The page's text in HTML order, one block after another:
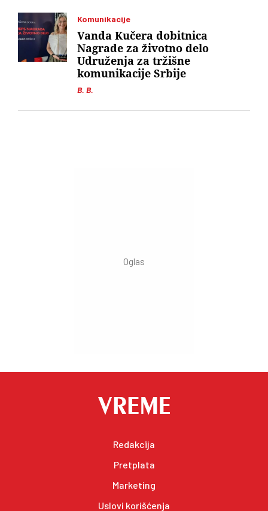
Komunikacije
B. B.
Vanda Kučera dobitnica
Nagrade za životno delo
Udruženja za tržišne
komunikacije Srbije
Redakcija
Pretplata
Marketing
Uslovi korišćenja